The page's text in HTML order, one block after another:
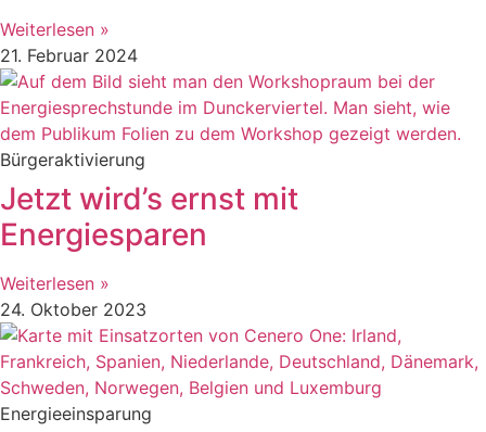
Weiterlesen »
21. Februar 2024
Bürgeraktivierung
Jetzt wird’s ernst mit
Energiesparen
Weiterlesen »
24. Oktober 2023
Energieeinsparung